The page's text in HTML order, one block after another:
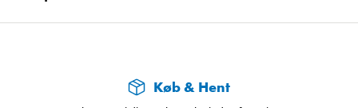
Køb & Hent